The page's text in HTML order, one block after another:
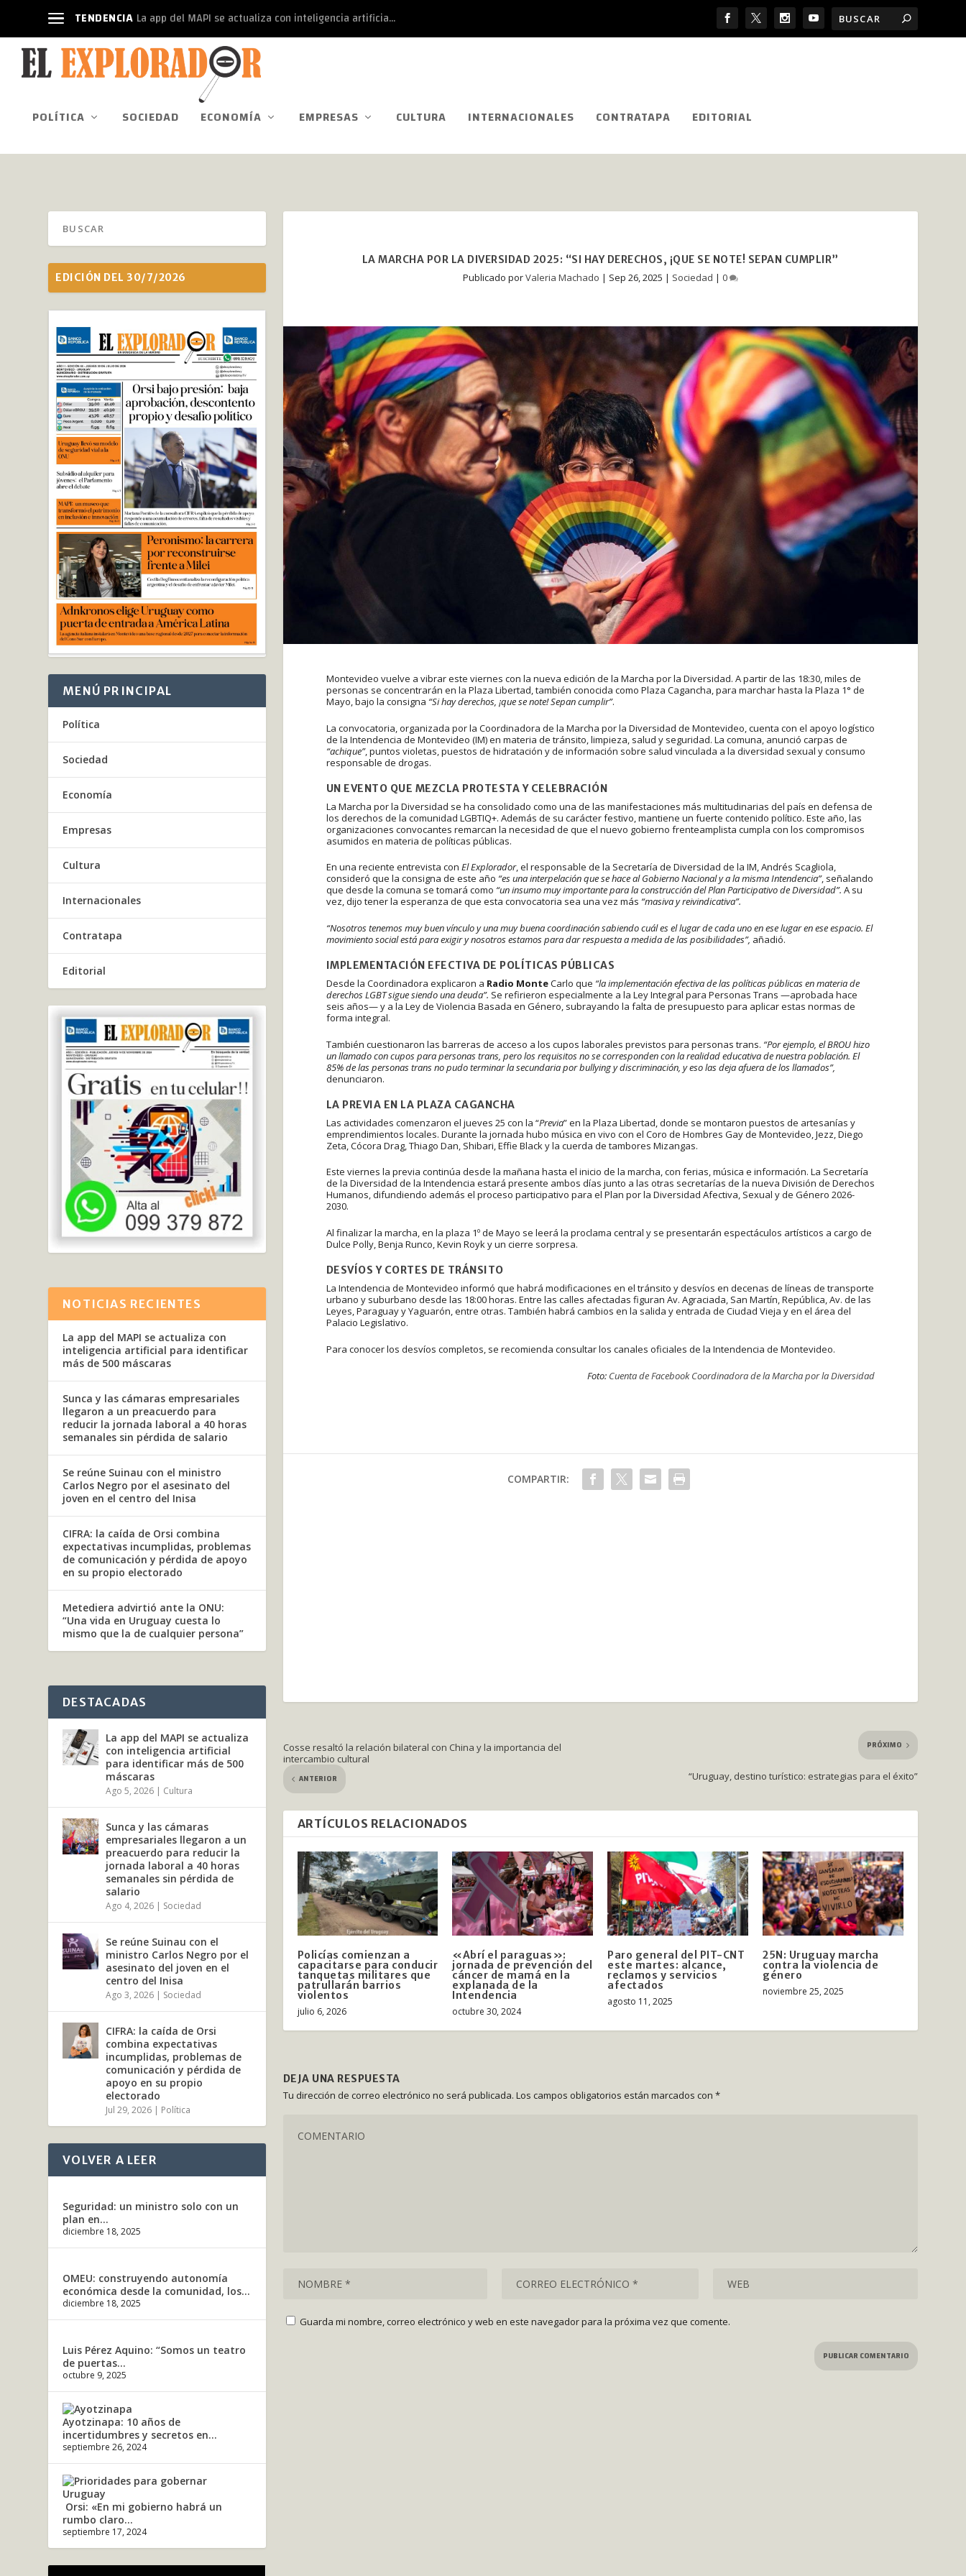
TENDENCIA La app del MAPI se actualiza con inteligencia artificia...
POLÍTICA SOCIEDAD ECONOMÍA EMPRESAS CULTURA INTERNACIONALES CONTRATAPA EDITORIAL
LA MARCHA POR LA DIVERSIDAD 2025: “SI HAY DERECHOS, ¡QUE SE NOTE! SEPAN CUMPLIR”
Publicado porValeria Machado | Sep 26, 2025 | Sociedad | 0
Montevideo vuelve a vibrar este viernes con la nueva edición de la Marcha por la Diversidad. A partir de las 18:30, miles de
personas se concentrarán en la Plaza Libertad, también conocida como Plaza Cagancha, para marchar hasta la Plaza 1° de
Mayo, bajo la consigna “Si hay derechos, ¡que se note! Sepan cumplir”.
La convocatoria, organizada por la Coordinadora de la Marcha por la Diversidad de Montevideo, cuenta con el apoyo logístico
de la Intendencia de Montevideo (IM) en materia de tránsito, limpieza, salud y seguridad. La comuna, anunció carpas de
“achique”, puntos violetas, puestos de hidratación y de información sobre salud vinculada a la diversidad sexual y consumo
responsable de drogas.
UN EVENTO QUE MEZCLA PROTESTA Y CELEBRACIÓN
La Marcha por la Diversidad se ha consolidado como una de las manifestaciones más multitudinarias del país en defensa de
los derechos de la comunidad LGBTIQ+. Además de su carácter festivo, mantiene un fuerte contenido político. Este año, las
organizaciones convocantes remarcan la necesidad de que el nuevo gobierno frenteamplista cumpla con los compromisos
asumidos en materia de políticas públicas.
En una reciente entrevista con El Explorador, el responsable de la Secretaría de Diversidad de la IM, Andrés Scagliola,
consideró que la consigna de este año “es una interpelación que se hace al Gobierno Nacional y a la misma Intendencia”, señalando
que desde la comuna se tomará como “un insumo muy importante para la construcción del Plan Participativo de Diversidad”. A su
vez, dijo tener la esperanza de que esta convocatoria sea una vez más “masiva y reivindicativa”.
“Nosotros tenemos muy buen vínculo y una muy buena coordinación sabiendo cuál es el lugar de cada uno en ese lugar en ese espacio. El
movimiento social está para exigir y nosotros estamos para dar respuesta a medida de las posibilidades”, añadió.
IMPLEMENTACIÓN EFECTIVA DE POLÍTICAS PÚBLICAS
Desde la Coordinadora explicaron a Radio MonteCarlo que “la implementación efectiva de las políticas públicas en materia de
derechos LGBT sigue siendo una deuda”. Se refirieron especialmente a la Ley Integral para Personas Trans —aprobada hace
seis años— y a la Ley de Violencia Basada en Género, subrayando la falta de presupuesto para aplicar estas normas de
forma integral.
También cuestionaron las barreras de acceso a los cupos laborales previstos para personas trans. “Por ejemplo, el BROU hizo
un llamado con cupos para personas trans, pero los requisitos no se corresponden con la realidad educativa de nuestra población. El
85% de las personas trans no pudo terminar la secundaria por bullying y discriminación, y eso las deja afuera de los llamados”,
denunciaron.
LA PREVIA EN LA PLAZA CAGANCHA
Las actividades comenzaron el jueves 25 con la “Previa” en la Plaza Libertad, donde se montaron puestos de artesanías y
emprendimientos locales. Durante la jornada hubo música en vivo con el Coro de Hombres Gay de Montevideo, Jezz, Diego
Zeta, Cócora Drag, Thiago Dan, Shibari, Effie Black y la cuerda de tambores Mizangas.
Este viernes la previa continúa desde la mañana hasta el inicio de la marcha, con ferias, música e información. La Secretaría
de la Diversidad de la Intendencia estará presente ambos días junto a las otras secretarías de la nueva División de Derechos
Humanos, difundiendo además el proceso participativo para el Plan por la Diversidad Afectiva, Sexual y de Género 2026-
2030.
Al finalizar la marcha, en la plaza 1º de Mayo se leerá la proclama central y se presentarán espectáculos artísticos a cargo de
Dulce Polly, Benja Runco, Kevin Royk y un cierre sorpresa.
DESVÍOS Y CORTES DE TRÁNSITO
La Intendencia de Montevideo informó que habrá modificaciones en el tránsito y desvíos en decenas de líneas de transporte
urbano y suburbano desde las 18:00 horas. Entre las calles afectadas figuran Av. Agraciada, San Martín, República, Av. de las
Leyes, Paraguay y Yaguarón, entre otras. También habrá cambios en la salida y entrada de Ciudad Vieja y en el área del
Palacio Legislativo.
Para conocer los desvíos completos, se recomienda consultar los canales oficiales de la Intendencia de Montevideo.
Foto: Cuenta de Facebook Coordinadora de la Marcha por la Diversidad
COMPARTIR:
Cosse resaltó la relación bilateral con China y la importancia del
intercambio cultural
ANTERIOR
PRÓXIMO
“Uruguay, destino turístico: estrategias para el éxito”
ARTÍCULOS RELACIONADOS
Policías comienzan a
capacitarse para conducir
tanquetas militares que
patrullarán barrios
violentos
julio 6, 2026
«Abrí el paraguas»:
jornada de prevención del
cáncer de mamá en la
explanada de la
Intendencia
octubre 30, 2024
Paro general del PIT-CNT
este martes: alcance,
reclamos y servicios
afectados
agosto 11, 2025
25N: Uruguay marcha
contra la violencia de
género
noviembre 25, 2025
DEJA UNA RESPUESTA
Tu dirección de correo electrónico no será publicada. Los campos obligatorios están marcados con *
Guarda mi nombre, correo electrónico y web en este navegador para la próxima vez que comente.
EDICIÓN DEL 30/7/2026
MENÚ PRINCIPAL
Política
Sociedad
Economía
Empresas
Cultura
Internacionales
Contratapa
Editorial
NOTICIAS RECIENTES
La app del MAPI se actualiza con
inteligencia artificial para identificar
más de 500 máscaras
Sunca y las cámaras empresariales
llegaron a un preacuerdo para
reducir la jornada laboral a 40 horas
semanales sin pérdida de salario
Se reúne Suinau con el ministro
Carlos Negro por el asesinato del
joven en el centro del Inisa
CIFRA: la caída de Orsi combina
expectativas incumplidas, problemas
de comunicación y pérdida de apoyo
en su propio electorado
Metediera advirtió ante la ONU:
“Una vida en Uruguay cuesta lo
mismo que la de cualquier persona”
DESTACADAS
La app del MAPI se actualiza
con inteligencia artificial
para identificar más de 500
máscaras
Ago 5, 2026 | Cultura
Sunca y las cámaras
empresariales llegaron a un
preacuerdo para reducir la
jornada laboral a 40 horas
semanales sin pérdida de
salario
Ago 4, 2026 | Sociedad
Se reúne Suinau con el
ministro Carlos Negro por el
asesinato del joven en el
centro del Inisa
Ago 3, 2026 | Sociedad
CIFRA: la caída de Orsi
combina expectativas
incumplidas, problemas de
comunicación y pérdida de
apoyo en su propio
electorado
Jul 29, 2026 | Política
VOLVER A LEER
Seguridad: un ministro solo con un
plan en...
diciembre 18, 2025
OMEU: construyendo autonomía
económica desde la comunidad, los...
diciembre 18, 2025
Luis Pérez Aquino: “Somos un teatro
de puertas...
octubre 9, 2025
Ayotzinapa: 10 años de
incertidumbres y secretos en...
septiembre 26, 2024
Orsi: «En mi gobierno habrá un
rumbo claro...
septiembre 17, 2024